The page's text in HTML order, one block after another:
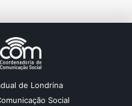
de Londrina
Social